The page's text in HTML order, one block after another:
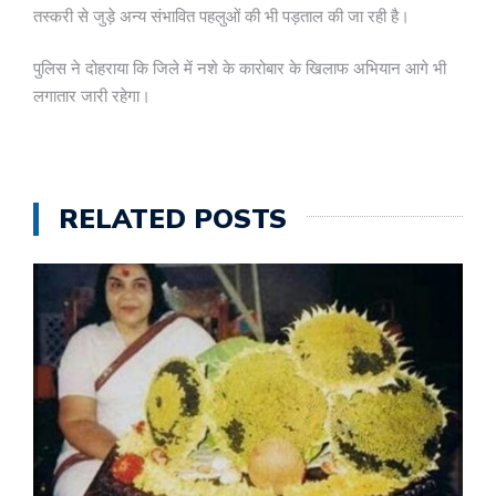
तस्करी से जुड़े अन्य संभावित पहलुओं की भी पड़ताल की जा रही है।
पुलिस ने दोहराया कि जिले में नशे के कारोबार के खिलाफ अभियान आगे भी
लगातार जारी रहेगा।
RELATED POSTS